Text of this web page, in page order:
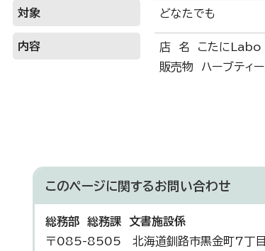
対象 どなたでも
内容
店 名 こたにLabo
販売物 ハーブティー
このページに関するお問い合わせ
総務部 総務課 文書施設係
〒085-8505 北海道釧路市黒金町7丁